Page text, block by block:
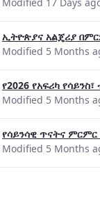
ኢትዮጵያና አልጄሪያ
Modified 5 Months
የ2026 የአፍሪካ
Modified 5 Months
የሳይንሳዊ ጥናትና
Modified 5 Months